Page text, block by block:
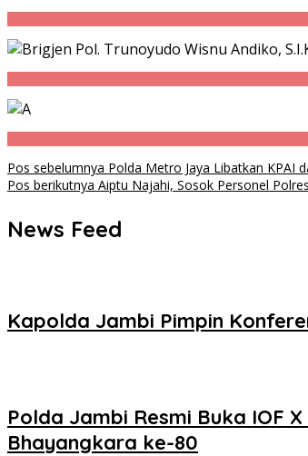
Navigasi
Pos sebelumnya Polda Metro Jaya Libatkan KPAI
Pos berikutnya Aiptu Najahi, Sosok Personel
News Feed
Kapolda Jambi Pimpin
Polda Jambi Resmi Buka IOF
Bhayangkara ke-80